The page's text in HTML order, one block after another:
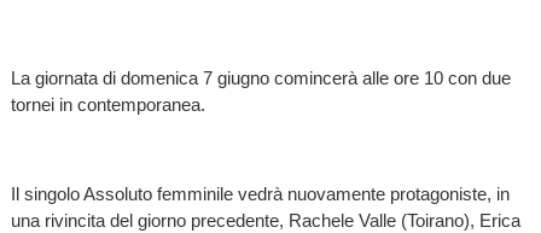
La giornata di domenica 7 giugno comincerà alle ore 10 con due
tornei in contemporanea.
Il singolo Assoluto femminile vedrà nuovamente protagoniste, in
una rivincita del giorno precedente, Rachele Valle (Toirano), Erica